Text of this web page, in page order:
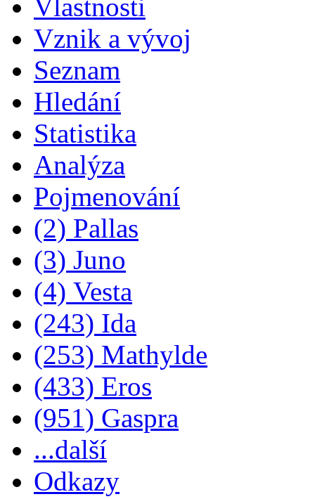
Vlastnosti
Vznik a vývoj
Seznam
Hledání
Statistika
Analýza
Pojmenování
(2) Pallas
(3) Juno
(4) Vesta
(243) Ida
(253) Mathylde
(433) Eros
(951) Gaspra
...další
Odkazy